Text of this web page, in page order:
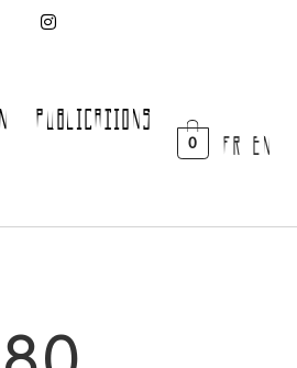
PUBLICATIONS
0 FR EN